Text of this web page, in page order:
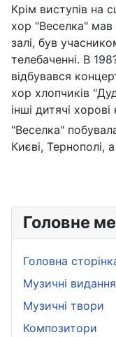
Головне
Головна
Музичні видання
Музичні твори
Композитори
Крім виступів на
хор "Веселка" мав
залі, був
телебаченні. В
відбувався
хор хлопчиків
інші дитячі
"Веселка"
Києві, Тернополі,